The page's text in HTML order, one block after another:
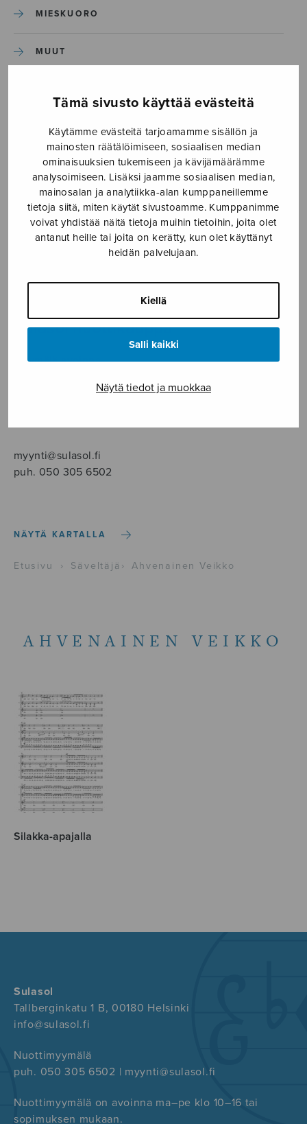
Tämä sivusto käyttää evästeitä
Käytämme evästeitä tarjoamamme sisällön ja
mainosten räätälöimiseen, sosiaalisen median
ominaisuuksien tukemiseen ja kävijämäärämme
analysoimiseen. Lisäksi jaamme sosiaalisen median,
mainosalan ja analytiikka-alan kumppaneillemme
tietoja siitä, miten käytät sivustoamme. Kumppanimme
voivat yhdistää näitä tietoja muihin tietoihin, joita olet
antanut heille tai joita on kerätty, kun olet käyttänyt
heidän palvelujaan.
Kiellä
Salli kaikki
Näytä tiedot ja muokkaa
MIESKUORO
MUUT
SEKAKUORO
SOITINKOULUT JA OPPAAT
SOITINMUSIIKKI
YKSINLAULU
YLEINEN
Sulasol nuottikauppa
Myymälä avoinna
00180 Helsinki
myynti@sulasol.fi
puh. 050 305 6502
NÄYTÄ KARTALLA
Etusivu › Säveltäjä › Ahvenainen Veikko
AHVENAINEN VEIKKO
Silakka-apajalla
Sulasol
Tallberginkatu 1 B, 00180 Helsinki
info@sulasol.fi
Nuottimyymälä
puh. 050 305 6502 | myynti@sulasol.fi
Nuottimyymälä on avoinna ma–pe klo 10–16 tai
sopimuksen mukaan.